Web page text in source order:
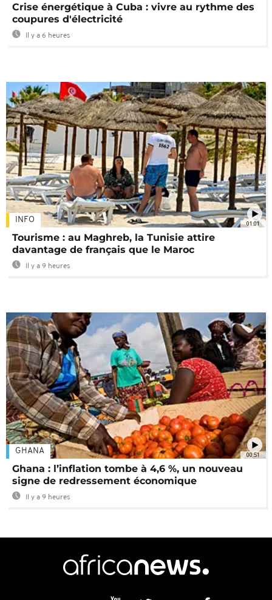
Crise énergétique à Cuba : vivre au rythme des
coupures d'électricité
Il y a 6 heures
01:01
INFO
Tourisme : au Maghreb, la Tunisie attire
davantage de français que le Maroc
Il y a 9 heures
00:51
GHANA
Ghana : l’inflation tombe à 4,6 %, un nouveau
signe de redressement économique
Il y a 9 heures